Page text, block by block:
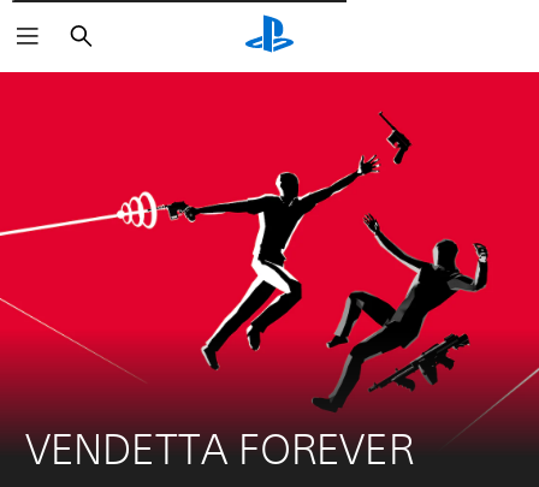
Пошук
VENDETTA FOREVER